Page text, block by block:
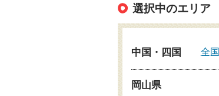
選択中のエリア
中国・四国 全
岡山県